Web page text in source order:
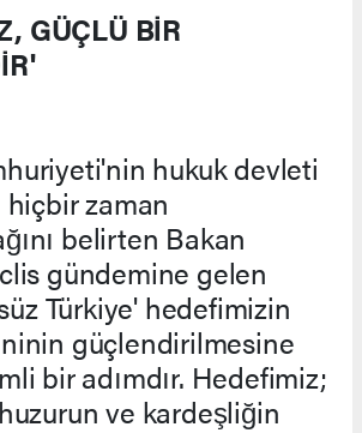
GÜÇLÜ BİR
hukuk devleti
zaman
belirten Bakan
gündemine gelen
Türkiye' hedefimizin
güçlendirilmesine
bir adımdır. Hedefimiz;
ve kardeşliğin